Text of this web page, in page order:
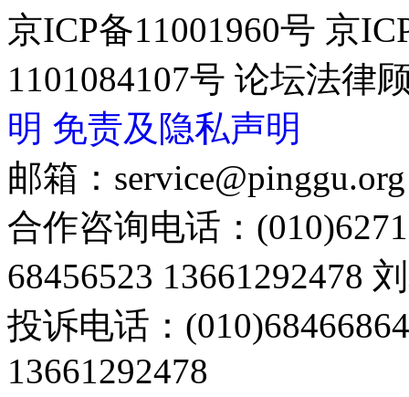
京ICP备11001960号 京
1101084107号 论坛法律
明 免责及隐私声明
邮箱：service@pinggu.org
合作咨询电话：
68456523 13661292478
投诉电话：
13661292478